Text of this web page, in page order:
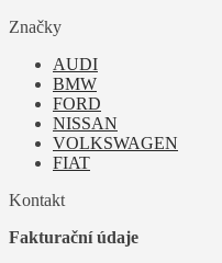
Značky
AUDI
BMW
FORD
NISSAN
VOLKSWAGEN
FIAT
Kontakt
Fakturační údaje